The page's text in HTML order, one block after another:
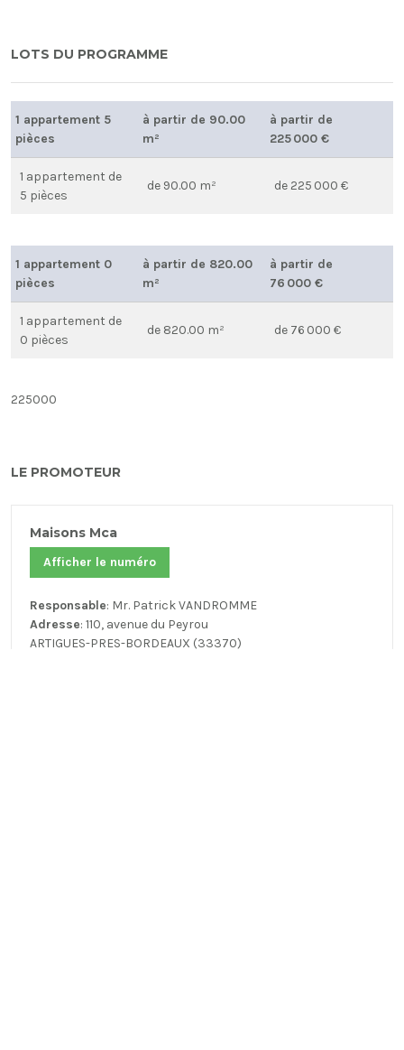
LOTS DU PROGRAMME
1 appartement 5
pièces
à partir de 90.00
m²
à partir de
225 000 €
1 appartement de
5 pièces
de 90.00 m² de 225 000 €
1 appartement 0
pièces
à partir de 820.00
m²
à partir de
76 000 €
1 appartement de
0 pièces
de 820.00 m² de 76 000 €
225000
LE PROMOTEUR
Maisons Mca
Afficher le numéro
Responsable: Mr. Patrick VANDROMME
Adresse: 110, avenue du Peyrou
ARTIGUES-PRES-BORDEAUX (33370)